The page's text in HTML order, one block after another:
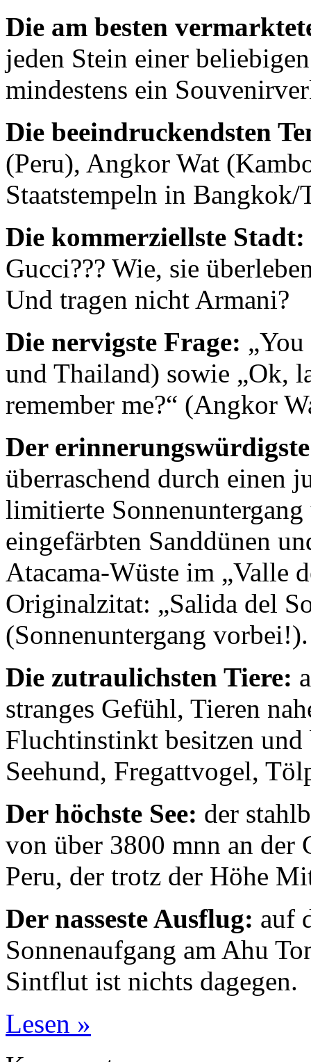
Die am besten
jeden Stein einer
mindestens ein
Die beeindruckendsten
(Peru), Angkor Wat
Staatstempeln in Bangkok/
Die kommerziellste Stadt:
Gucci??? Wie, sie
Und tragen nicht Armani?
Die nervigste Frage:
und Thailand) sowie „Ok,
remember me?“ (Angkor
Der
überraschend durch einen
limitierte
eingefärbten Sanddünen
Atacama-Wüste im „Valle
Originalzitat: „Salida del
(Sonnenuntergang vorbei!).
Die zutraulichsten Tiere:
stranges Gefühl, Tieren
Fluchtinstinkt besitzen
Seehund, Fregattvogel,
Der höchste See: der
von über 3800 mnn an der
Peru, der trotz der Höhe
Der nasseste Ausflug: auf
Sonnenaufgang am Ahu
Sintflut ist nichts dagegen.
Lesen »